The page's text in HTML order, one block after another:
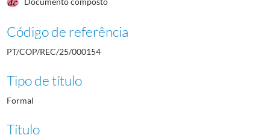
Código de referência
PT/COP/REC/25/000154
Tipo de título
Formal
Título